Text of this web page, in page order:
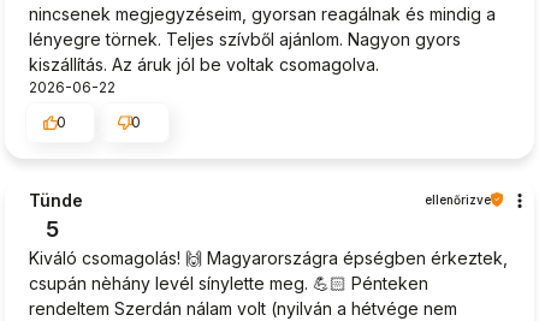
nincsenek megjegyzéseim, gyorsan reagálnak és mindig a
lényegre törnek. Teljes szívből ajánlom. Nagyon gyors
kiszállítás. Az áruk jól be voltak csomagolva.
2026-06-22
0
0
Tünde ellenőrizve
5
Kiváló csomagolás! 🙌 Magyarországra épségben érkeztek,
csupán nèhány levél sínylette meg. 💪🏻 Pénteken
rendeltem Szerdán nálam volt (nyilván a hétvége nem